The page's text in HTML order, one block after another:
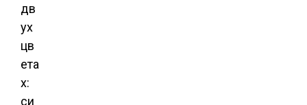
дв
ух
цв
ета
х:
си